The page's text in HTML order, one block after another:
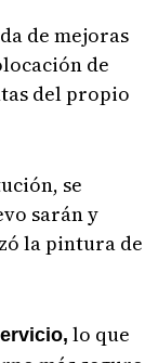
de mejoras
de
del propio
se
sarán y
la pintura de
lo que